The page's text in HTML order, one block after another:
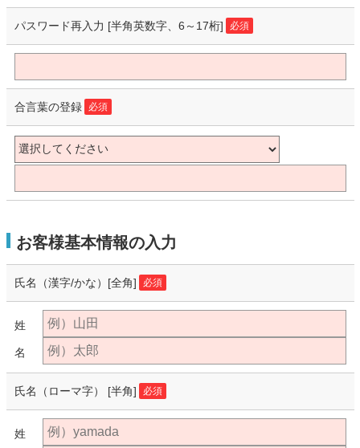
パスワード再入力 [半角英数字、6～17桁] 必須
合言葉の登録 必須
お客様基本情報の入力
氏名（漢字/かな） [全角] 必須
姓
名
氏名（ローマ字） [半角] 必須
姓